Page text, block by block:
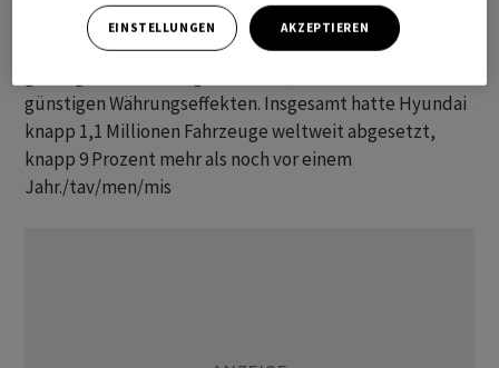
Won erlöst, das waren gut 17 Prozent mehr als im
Vorjahr. Dabei profitierte der Hersteller von kräftig
günstigen Währungseffekten. Insgesamt hatte Hyundai
knapp 1,1 Millionen Fahrzeuge weltweit abgesetzt,
knapp 9 Prozent mehr als noch vor einem
Jahr./tav/men/mis
EINSTELLUNGEN AKZEPTIEREN